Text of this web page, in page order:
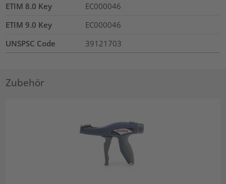
ETIM 8.0 Key
EC000046
ETIM 9.0 Key
EC000046
UNSPSC Code
39121703
Zubehör